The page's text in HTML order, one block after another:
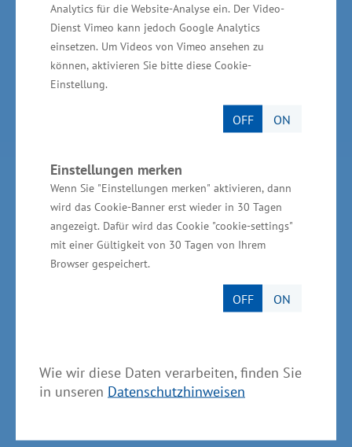
Analytics für die Website-Analyse ein. Der Video-
Dienst Vimeo kann jedoch Google Analytics
einsetzen. Um Videos von Vimeo ansehen zu
können, aktivieren Sie bitte diese Cookie-
Einstellung.
OFF ON
Einstellungen merken
Wenn Sie "Einstellungen merken" aktivieren, dann
wird das Cookie-Banner erst wieder in 30 Tagen
angezeigt. Dafür wird das Cookie "cookie-settings"
mit einer Gültigkeit von 30 Tagen von Ihrem
Browser gespeichert.
OFF ON
Wie wir diese Daten verarbeiten, finden Sie
in unseren Datenschutzhinweisen
Unternehmerverbände in MV
Wirtschaftsnahe Institutionen und Kammern des
Landes MV
Kontakt für Investoren
Einheitlicher Ansprechpartner
MV Serviceportal
Aktuelle Broschüren und Downloads
Datenschutz
Bildnachweis